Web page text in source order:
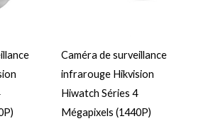
Caméra de surveillance
infrarouge Hikvision
Hiwatch Séries 4
Mégapixels (1440P)